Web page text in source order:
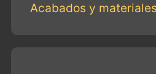
Acabados y